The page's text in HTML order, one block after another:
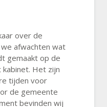
over de
afwachten wat
gemaakt op de
Het zijn
tijden voor
de gemeente
bevinden wij